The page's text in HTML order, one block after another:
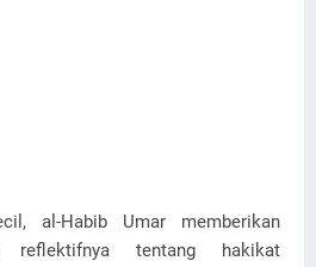
al-Habib Umar memberikan
reflektifnya tentang hakikat